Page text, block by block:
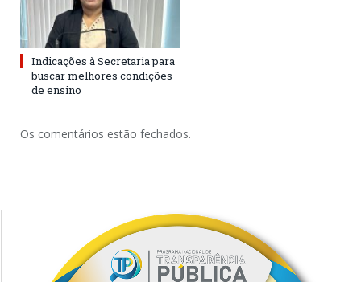
Indicações à Secretaria para
buscar melhores condições
de ensino
Os comentários estão fechados.